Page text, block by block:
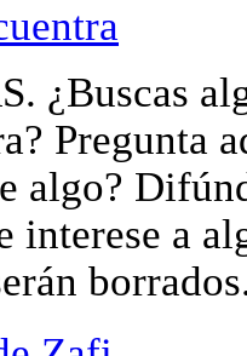
¿Buscas
Pregunta
algo?
interese a